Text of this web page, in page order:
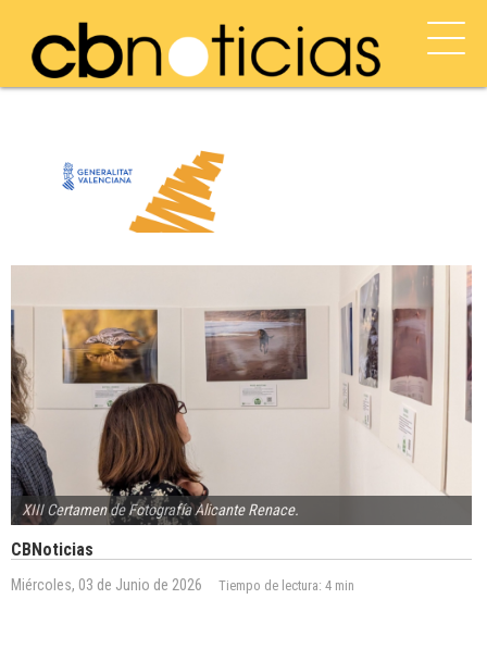
XIII Certamen de Fotografía Alicante Renace.
CBNoticias
Miércoles, 03 de Junio de 2026 Tiempo de lectura: 4 min